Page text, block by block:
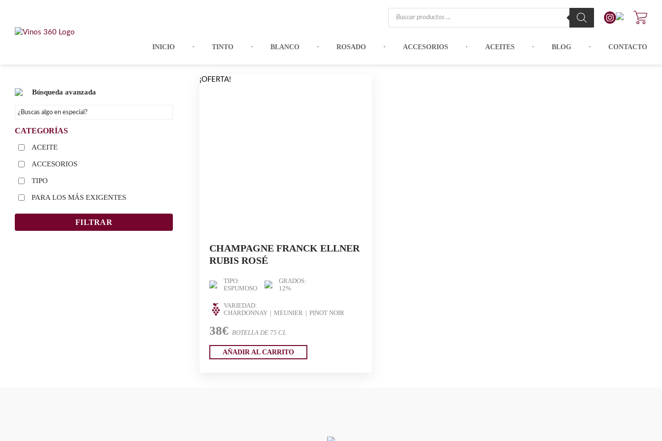
content
Búsqueda
productos
INICIO TINTO BLANCO ROSADO ACCESORIOS ACEITES BLOG CONTACTO
Búsqueda avanzada
CATEGORÍAS
ACEITE
ACCESORIOS
TIPO
PARA LOS MÁS EXIGENTES
FILTRAR
¡OFERTA!
CHAMPAGNE FRANCK ELLNER
RUBIS ROSÉ
TIPO:
ESPUMOSO
GRADOS:
12%
VARIEDAD:
CHARDONNAY
MEUNIER PINOT NOIR
38€ BOTELLA DE 75 CL
AÑADIR AL CARRITO